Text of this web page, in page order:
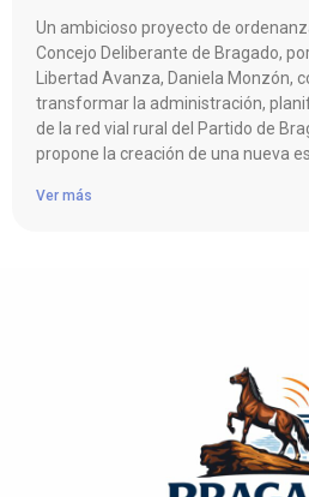
Un ambicioso proyecto de
Concejo Deliberante de Bragado,
Libertad Avanza, Daniela Monzón,
transformar la administración,
de la red vial rural del Partido de
propone la creación de una nueva
Ver más